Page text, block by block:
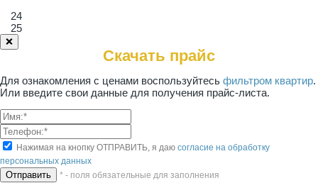
24
25
❌
Скачать прайс
Для ознакомления с ценами воспользуйтесь фильтром квартир.
Или введите свои данные для получения прайс-листа.
Нажимая на кнопку ОТПРАВИТЬ, я даю согласие на обработку
персональных данных
* - поля обязательные для заполнения